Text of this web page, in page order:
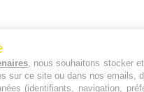
A PROPOS
, nous souhaitons stocker
sur ce site ou dans nos emails,
(identifiants, navigation,